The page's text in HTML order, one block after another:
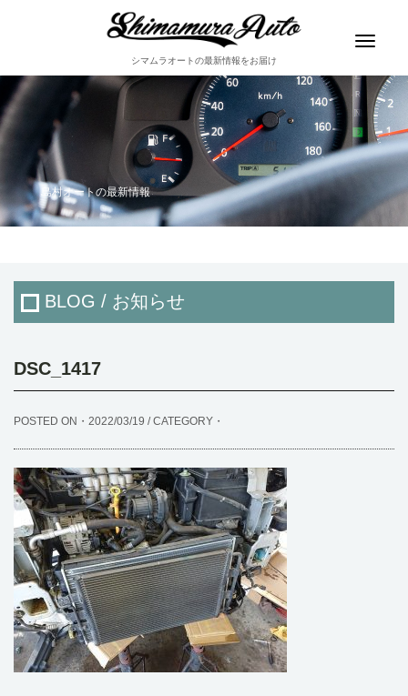
シマムラオートの最新情報をお届け
Toggle
島村オートの最新情報
BLOG / お知らせ
DSC_1417
POSTED ON・2022/03/19 / CATEGORY・